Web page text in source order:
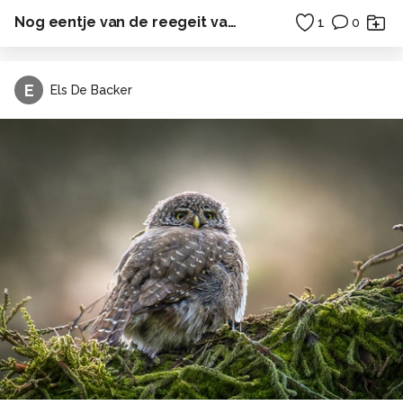
Nog eentje van de reegeit van vanmorgen... 1 0
E Els De Backer